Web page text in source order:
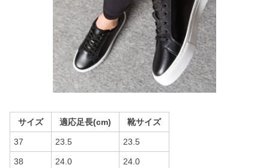
サイズ 適応足長(cm) 靴サイズ
37 23.5 23.5
38 24.0 24.0